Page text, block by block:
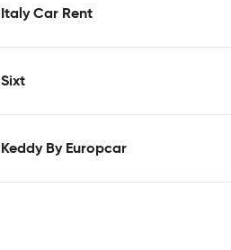
Italy Car Rent
Sixt
Keddy By Europcar